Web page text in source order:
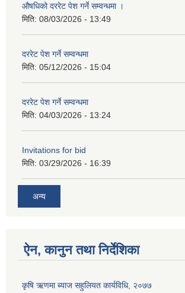
औषधिको दररेट पेश गर्ने सम्वन्धमा ।
मिति: 08/03/2026 - 13:49
दररेट पेश गर्ने सम्वन्धमा
मिति: 05/12/2026 - 15:04
दररेट पेश गर्ने सम्वन्धमा
मिति: 04/03/2026 - 13:24
Invitations for bid
मिति: 03/29/2026 - 16:39
अन्य
ऐन, कानुन तथा निर्देशिका
कृषि ऋणमा ब्याज सहुलियत कार्यविधि, २०७७